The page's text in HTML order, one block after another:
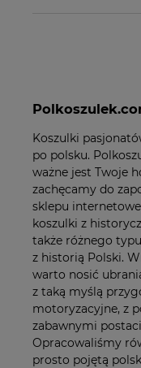
Koszulki
po polsku.
ważne jest Twoje
zachęcamy do
sklepu
koszulki z
także różnego
z historią Polski.
warto nosić
z taką myślą
motoryzacyjne, z
zabawnymi
Opracowaliśmy
prosto pojętą